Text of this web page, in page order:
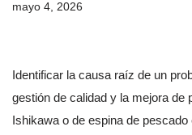
mayo 4, 2026
Identificar la causa raíz de un
gestión de calidad y la mejora de
Ishikawa o de espina de